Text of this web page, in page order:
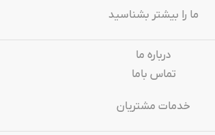
ما را بیشتر بشناسید
درباره‌ ما
تماس باما
خدمات مشتریان